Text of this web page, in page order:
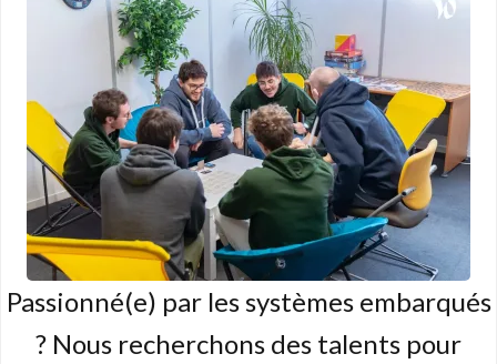
Passionné(e) par les systèmes embarqués
? Nous recherchons des talents pour